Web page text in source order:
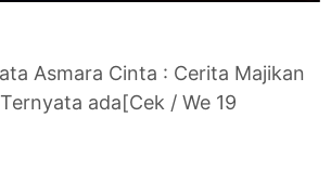
Asmara Cinta : Cerita Majikan
ada[Cek / We 19